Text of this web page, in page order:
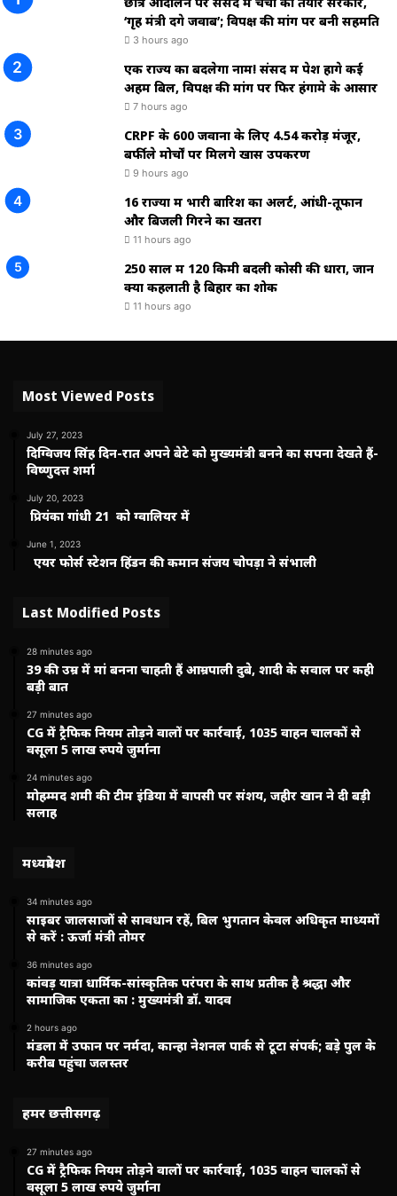
‘गृह मंत्री देंगे जवाब’; विपक्ष की मांग पर बनी सहमति
3 hours ago
एक राज्य का बदलेगा नाम! संसद में पेश होंगे कई
अहम बिल, विपक्ष की मांग पर फिर हंगामे के आसार
7 hours ago
CRPF के 600 जवानों के लिए ₹4.54 करोड़ मंजूर,
बर्फीले मोर्चों पर मिलेंगे खास उपकरण
9 hours ago
16 राज्यों में भारी बारिश का अलर्ट, आंधी-तूफान
और बिजली गिरने का खतरा
11 hours ago
250 साल में 120 किमी बदली कोसी की धारा, जानें
क्यों कहलाती है बिहार का शोक
11 hours ago
Most Viewed Posts
July 27, 2023
दिग्विजय सिंह दिन-रात अपने बेटे को मुख्यमंत्री बनने का सपना देखते हैं-
विष्णुदत्त शर्मा
July 20, 2023
प्रियंका गांधी 21 को ग्वालियर में
June 1, 2023
एयर फोर्स स्टेशन हिंडन की कमान संजय चोपड़ा ने संभाली
Last Modified Posts
28 minutes ago
39 की उम्र में मां बनना चाहती हैं आम्रपाली दुबे, शादी के सवाल पर कही
बड़ी बात
27 minutes ago
CG में ट्रैफिक नियम तोड़ने वालों पर कार्रवाई, 1035 वाहन चालकों से
वसूला 5 लाख रुपये जुर्माना
24 minutes ago
मोहम्मद शमी की टीम इंडिया में वापसी पर संशय, जहीर खान ने दी बड़ी
सलाह
मध्यप्रदेश
34 minutes ago
साइबर जालसाजों से सावधान रहें, बिल भुगतान केवल अधिकृत माध्यमों
से करें : ऊर्जा मंत्री तोमर
36 minutes ago
कांवड़ यात्रा धार्मिक-सांस्कृतिक परंपरा के साथ प्रतीक है श्रद्धा और
सामाजिक एकता का : मुख्यमंत्री डॉ. यादव
2 hours ago
मंडला में उफान पर नर्मदा, कान्हा नेशनल पार्क से टूटा संपर्क; बड़े पुल के
करीब पहुंचा जलस्तर
हमर छत्तीसगढ़
27 minutes ago
CG में ट्रैफिक नियम तोड़ने वालों पर कार्रवाई, 1035 वाहन चालकों से
वसूला 5 लाख रुपये जुर्माना